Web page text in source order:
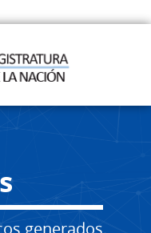
generados,